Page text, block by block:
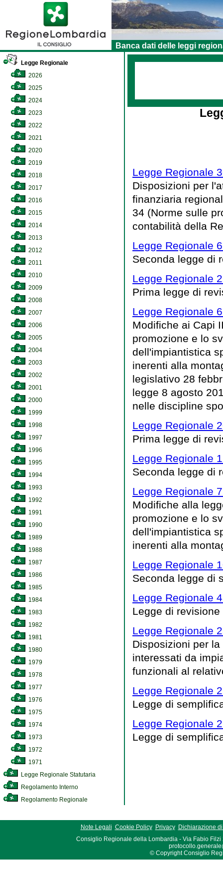
Banca dati delle leggi
Legge Regionale
2026
2025
2024
2023
2022
2021
2020
2019
2018
2017
2016
2015
2014
2013
2012
2011
2010
2009
2008
2007
2006
2005
2004
2003
2002
2001
2000
1999
1998
1997
1996
1995
1994
1993
1992
1991
1990
1989
1988
1987
1986
1985
1984
1983
1982
1981
1980
1979
1978
1977
1976
1975
1974
1973
1972
1971
Legge Regionale Statutaria
Regolamento Interno
Regolamento Regionale
Legge Regionale
Disposizioni per
finanziaria
34 (Norme sulle
contabilità della
Legge Regionale
Seconda legge di
Legge Regionale
Prima legge di
Legge Regionale
Modifiche ai Capi
promozione e lo
dell'impiantistica
inerenti alla
legislativo 28
legge 8 agosto
nelle discipline
Legge Regionale
Prima legge di
Legge Regionale
Seconda legge di
Legge Regionale
Modifiche alla
promozione e lo
dell'impiantistica
inerenti alla
Legge Regionale
Seconda legge di
Legge Regionale
Legge di
Legge Regionale
Disposizioni per
interessati da
funzionali al
Legge Regionale
Legge di
Legge Regionale
Legge di
Note Legali Cookie Policy Privacy
Dichiarazione
Consiglio Regionale della Lombardia - Via Fabio Filzi
© Copyright Consiglio